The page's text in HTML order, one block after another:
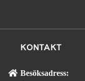
KONTAKT
Besöksadress: